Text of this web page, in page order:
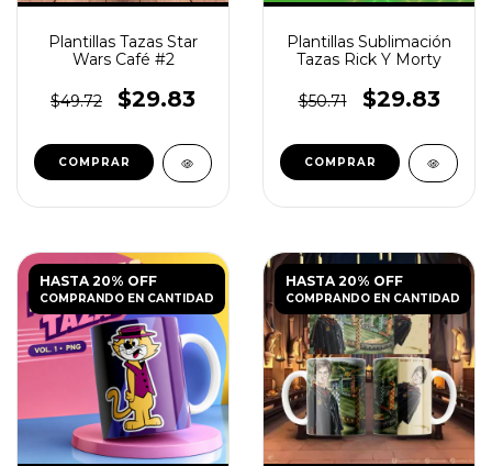
Plantillas Tazas Star
Wars Café #2
$49.72 $29.83
Plantillas Sublimación
Tazas Rick Y Morty
$50.71 $29.83
HASTA 20% OFF
COMPRANDO EN CANTIDAD
HASTA 20% OFF
COMPRANDO EN CANTIDAD